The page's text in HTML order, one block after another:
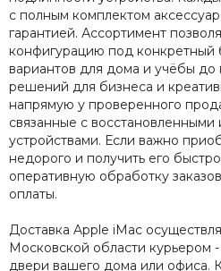
с полным комплектом
гарантией. Ассортимент
конфигурацию под
вариантов для дома и учёбы до
решений для бизнеса и
напрямую у проверенного
связанные с
устройствами. Если важно
недорого и получить его
оперативную обработку
оплаты.
Доставка Apple iMac
Московской области курьером
двери вашего дома или офиса.